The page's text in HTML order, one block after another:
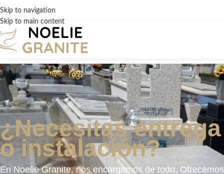
Skip to navigation
Skip to main content
¿Necesitas entrega
o instalación?
En Noelie Granite, nos encargamos de todo. Ofrecemos